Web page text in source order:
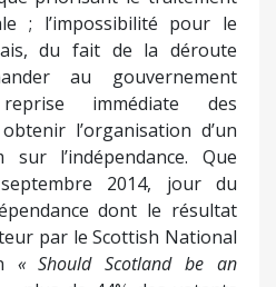
; l’impossibilité pour le
du fait de la déroute
au gouvernement
immédiate des
l’organisation d’un
sur l’indépendance. Que
2014, jour du
dont le résultat
par le Scottish National
« Should Scotland be an